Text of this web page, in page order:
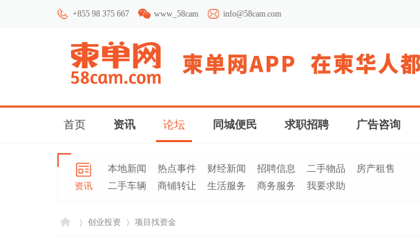
+855 98 375 667 www_58cam info@58cam.com
首页 资讯 论坛 同城便民 求职招聘 广告咨询
资讯
本地新闻 热点事件 财经新闻 招聘信息 二手物品
房产租售
二手车辆
商铺转让 生活服务 商务服务 我要求助
创业投资 项目找资金